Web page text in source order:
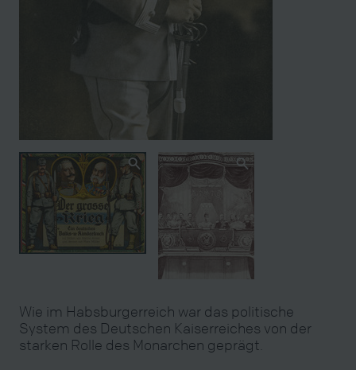
Wie im Habsburgerreich war das politische
System des Deutschen Kaiserreiches von der
starken Rolle des Monarchen geprägt.